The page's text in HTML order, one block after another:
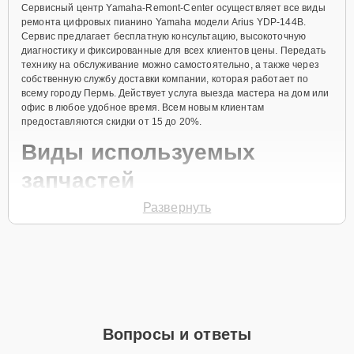
Сервисный центр Yamaha-Remont-Center осуществляет все виды
ремонта цифровых пианино Yamaha модели Arius YDP-144B.
Сервис предлагает бесплатную консультацию, высокоточную
диагностику и фиксированные для всех клиентов цены. Передать
технику на обслуживание можно самостоятельно, а также через
собственную службу доставки компании, которая работает по
всему городу Пермь. Действует услуга выезда мастера на дом или
офис в любое удобное время. Всем новым клиентам
предоставляются скидки от 15 до 20%.
Виды используемых
запчастей
Для ремонта цифрового пианино модели Arius YDP-144B
активное использование устройства дольше
Развернуть
Вопросы и ответы